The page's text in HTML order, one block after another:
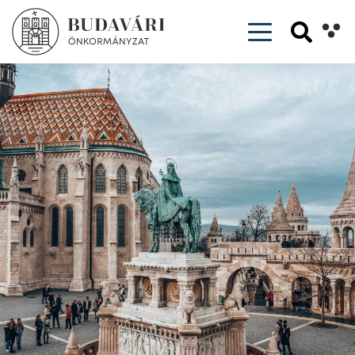
Toggle
Főoldal/Ügyintézés Ügyfélszolgálat elérhetősége
Kapcsolat